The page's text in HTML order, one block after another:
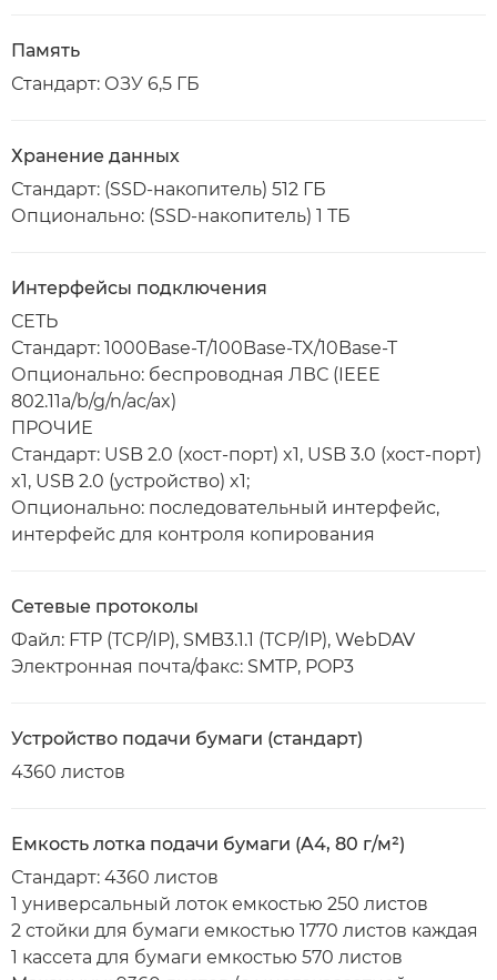
Память
Стандарт: ОЗУ 6,5 ГБ
Хранение данных
Стандарт: (SSD-накопитель) 512 ГБ
Опционально: (SSD-накопитель) 1 ТБ
Интерфейсы подключения
СЕТЬ
Стандарт: 1000Base-T/100Base-TX/10Base-T
Опционально: беспроводная ЛВС (IEEE
802.11a/b/g/n/ac/ax)
ПРОЧИЕ
Стандарт: USB 2.0 (хост-порт) x1, USB 3.0 (хост-порт)
x1, USB 2.0 (устройство) x1;
Опционально: последовательный интерфейс,
интерфейс для контроля копирования
Сетевые протоколы
Файл: FTP (TCP/IP), SMB3.1.1 (TCP/IP), WebDAV
Электронная почта/факс: SMTP, POP3
Устройство подачи бумаги (стандарт)
4360 листов
Емкость лотка подачи бумаги (A4, 80 г/м²)
Стандарт: 4360 листов
1 универсальный лоток емкостью 250 листов
2 стойки для бумаги емкостью 1770 листов каждая
1 кассета для бумаги емкостью 570 листов